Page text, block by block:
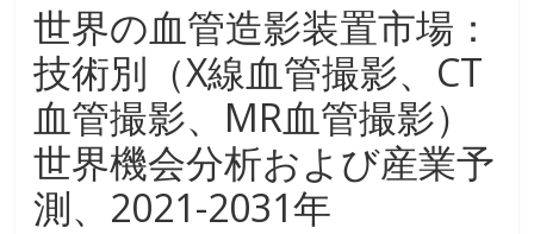
世界の血管造影装置市場：
技術別（X線血管撮影、CT
血管撮影、MR血管撮影）
世界機会分析および産業予
測、2021-2031年